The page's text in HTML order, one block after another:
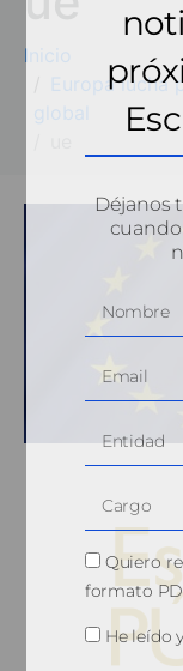
Inicio
Europa lucha
global
Déjanos
Quiero
formato
He leído